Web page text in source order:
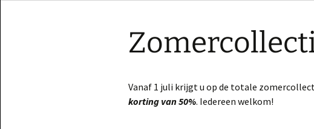
Vanaf 1 juli krijgt u op de totale
korting van 50%. Iedereen welkom!